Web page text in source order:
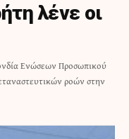
λένε οι
Ενώσεων Προσωπικού
ροών στην